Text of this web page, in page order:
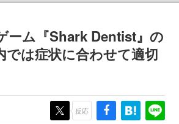
正式リリースを
キャンペーン
ーム『Shark Dentist』の
は症状に合わせて適切
反応